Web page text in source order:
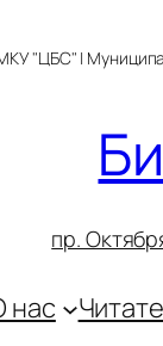
"ЦБС" |
пр.
нас